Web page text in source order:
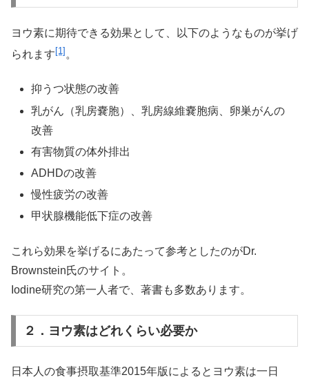
ヨウ素に期待できる効果として、以下のようなものが挙げ
られます[1] 。
抑うつ状態の改善
乳がん（乳房嚢胞）、乳房線維嚢胞病、卵巣がんの
改善
有害物質の体外排出
ADHDの改善
慢性疲労の改善
甲状腺機能低下症の改善
これら効果を挙げるにあたって参考としたのがDr.
Brownstein氏のサイト。
Iodine研究の第一人者で、著書も多数あります。
２．ヨウ素はどれくらい必要か
日本人の食事摂取基準2015年版によるとヨウ素は一日